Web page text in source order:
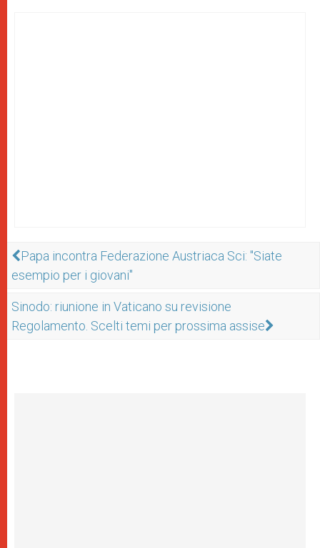
Papa incontra Federazione Austriaca Sci: "Siate
esempio per i giovani"
Sinodo: riunione in Vaticano su revisione
Regolamento. Scelti temi per prossima assise